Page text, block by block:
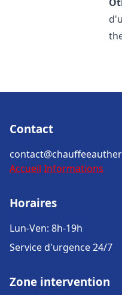
Contact
Accueil Informations
Horaires
Lun-Ven: 8h-19h
Service d'urgence 24/7
Zone intervention